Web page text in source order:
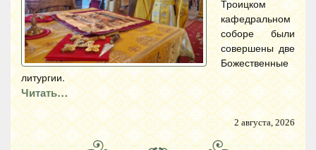
Троицком
кафедральном
соборе были
совершены две
Божественные
литургии.
Читать…
2 августа, 2026